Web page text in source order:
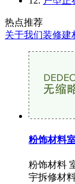
热点推荐
关于我们装修建
粉饰材料
粉饰材料
宇拆修材